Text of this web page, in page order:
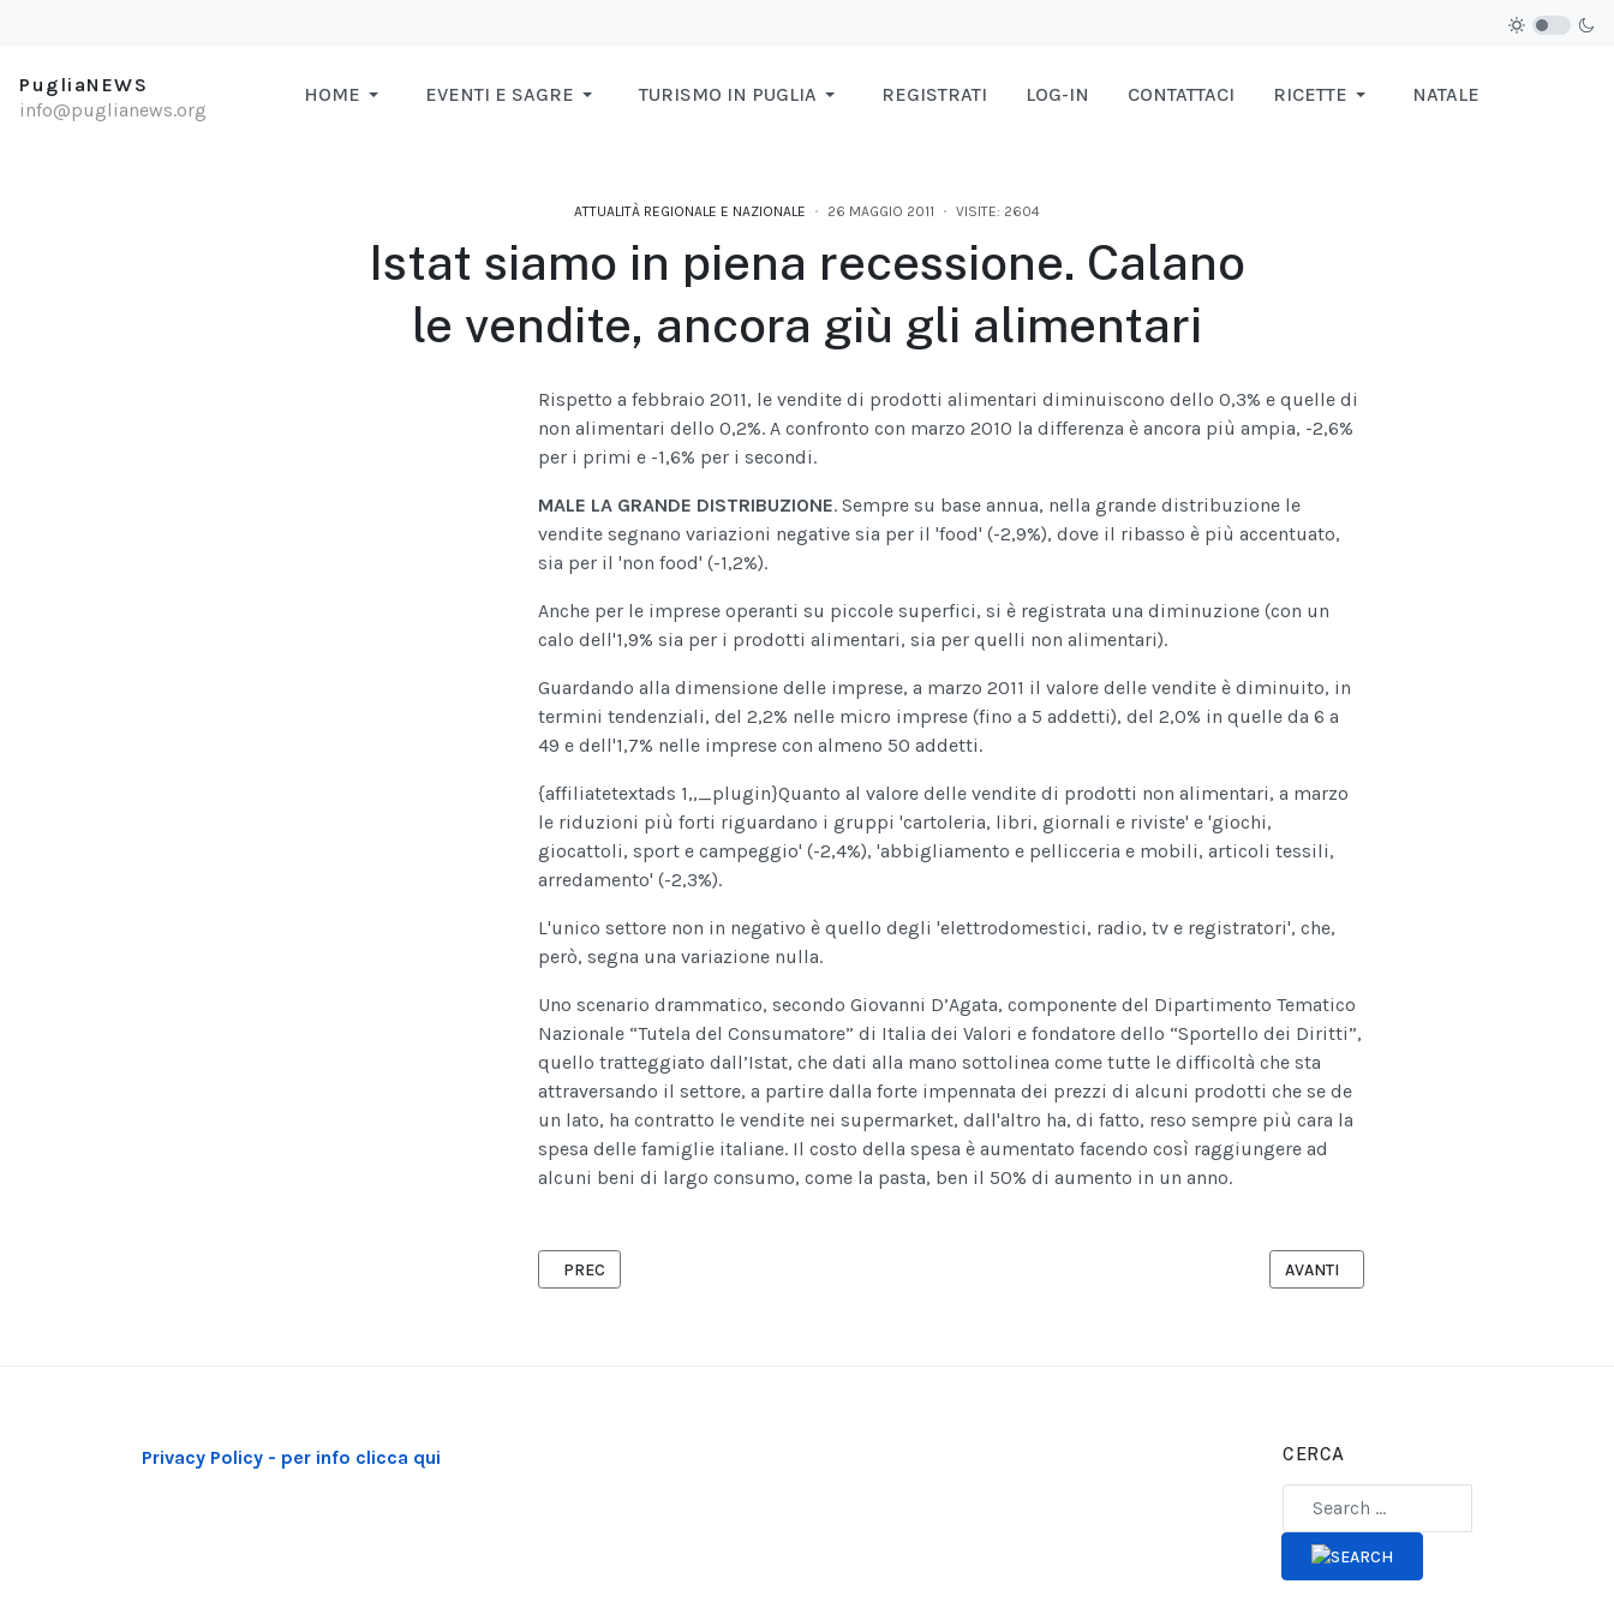
PugliaNEWS
info@puglianews.org
HOME EVENTI E SAGRE TURISMO IN PUGLIA REGISTRATI LOG-IN CONTATTACI RICETTE NATALE
ATTUALITÀ REGIONALE E NAZIONALE 26 MAGGIO 2011 VISITE: 2604
Istat siamo in piena recessione. Calano
le vendite, ancora giù gli alimentari
Rispetto a febbraio 2011, le vendite di prodotti alimentari diminuiscono dello 0,3% e quelle di
non alimentari dello 0,2%. A confronto con marzo 2010 la differenza è ancora più ampia, -2,6%
per i primi e -1,6% per i secondi.
MALE LA GRANDE DISTRIBUZIONE. Sempre su base annua, nella grande distribuzione le
vendite segnano variazioni negative sia per il 'food' (-2,9%), dove il ribasso è più accentuato,
sia per il 'non food' (-1,2%).
Anche per le imprese operanti su piccole superfici, si è registrata una diminuzione (con un
calo dell'1,9% sia per i prodotti alimentari, sia per quelli non alimentari).
Guardando alla dimensione delle imprese, a marzo 2011 il valore delle vendite è diminuito, in
termini tendenziali, del 2,2% nelle micro imprese (fino a 5 addetti), del 2,0% in quelle da 6 a
49 e dell'1,7% nelle imprese con almeno 50 addetti.
{affiliatetextads 1,,_plugin}Quanto al valore delle vendite di prodotti non alimentari, a marzo
le riduzioni più forti riguardano i gruppi 'cartoleria, libri, giornali e riviste' e 'giochi,
giocattoli, sport e campeggio' (-2,4%), 'abbigliamento e pellicceria e mobili, articoli tessili,
arredamento' (-2,3%).
L'unico settore non in negativo è quello degli 'elettrodomestici, radio, tv e registratori', che,
però, segna una variazione nulla.
Uno scenario drammatico, secondo Giovanni D’Agata, componente del Dipartimento Tematico
Nazionale “Tutela del Consumatore” di Italia dei Valori e fondatore dello “Sportello dei Diritti”,
quello tratteggiato dall’Istat, che dati alla mano sottolinea come tutte le difficoltà che sta
attraversando il settore, a partire dalla forte impennata dei prezzi di alcuni prodotti che se de
un lato, ha contratto le vendite nei supermarket, dall'altro ha, di fatto, reso sempre più cara la
spesa delle famiglie italiane. Il costo della spesa è aumentato facendo così raggiungere ad
alcuni beni di largo consumo, come la pasta, ben il 50% di aumento in un anno.
ARTICOLO PRECEDENTE: CELENZA VALFORTORE - SI DECOLLA. DOMANI INAUGURAZIONE ELIPORTO REGIONALE
PREC ARTICOLO SUCCESSIVO: LA UIL SCRIVE A
AVANTI
Privacy Policy - per info clicca qui CERCA